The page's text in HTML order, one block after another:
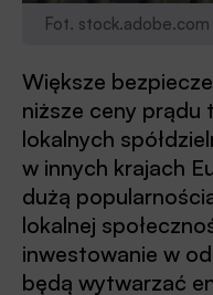
Fot.
Większe
niższe ceny
lokalnych
w innych krajach
dużą
lokalnej
inwestowanie w
będą wytwarzać